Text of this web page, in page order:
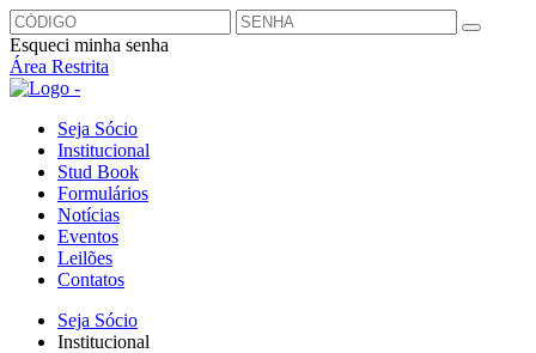
Esqueci minha senha
Área Restrita
Seja Sócio
Institucional
Stud Book
Formulários
Notícias
Eventos
Leilões
Contatos
Seja Sócio
Institucional